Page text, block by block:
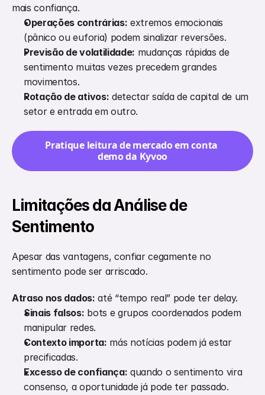
mais confiança.
Operações contrárias: extremos emocionais
(pânico ou euforia) podem sinalizar reversões.
Previsão de volatilidade: mudanças rápidas de
sentimento muitas vezes precedem grandes
movimentos.
Rotação de ativos: detectar saída de capital de um
setor e entrada em outro.
Pratique leitura de mercado em conta
demo da Kyvoo
Limitações da Análise de
Sentimento
Apesar das vantagens, confiar cegamente no
sentimento pode ser arriscado.
Atraso nos dados: até “tempo real” pode ter delay.
Sinais falsos: bots e grupos coordenados podem
manipular redes.
Contexto importa: más notícias podem já estar
precificadas.
Excesso de confiança: quando o sentimento vira
consenso, a oportunidade já pode ter passado.